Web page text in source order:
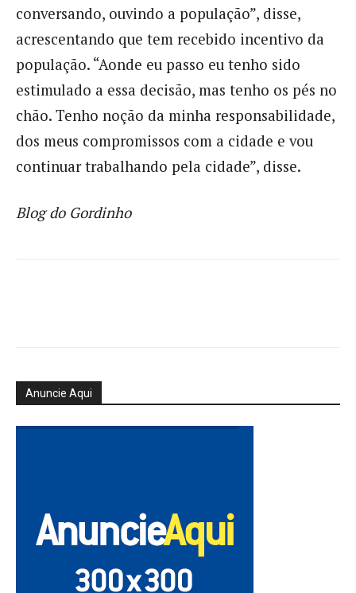
conversando, ouvindo a população”, disse,
acrescentando que tem recebido incentivo da
população. “Aonde eu passo eu tenho sido
estimulado a essa decisão, mas tenho os pés no
chão. Tenho noção da minha responsabilidade,
dos meus compromissos com a cidade e vou
continuar trabalhando pela cidade”, disse.
Blog do Gordinho
Anuncie Aqui